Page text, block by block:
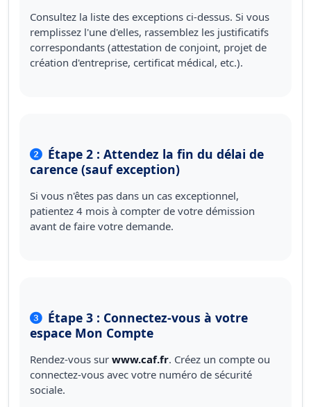
Consultez la liste des exceptions ci-dessus. Si vous
remplissez l'une d'elles, rassemblez les justificatifs
correspondants (attestation de conjoint, projet de
création d'entreprise, certificat médical, etc.).
Étape 2 : Attendez la fin du délai de
carence (sauf exception)
Si vous n'êtes pas dans un cas exceptionnel,
patientez 4 mois à compter de votre démission
avant de faire votre demande.
Étape 3 : Connectez-vous à votre
espace Mon Compte
Rendez-vous sur www.caf.fr. Créez un compte ou
connectez-vous avec votre numéro de sécurité
sociale.